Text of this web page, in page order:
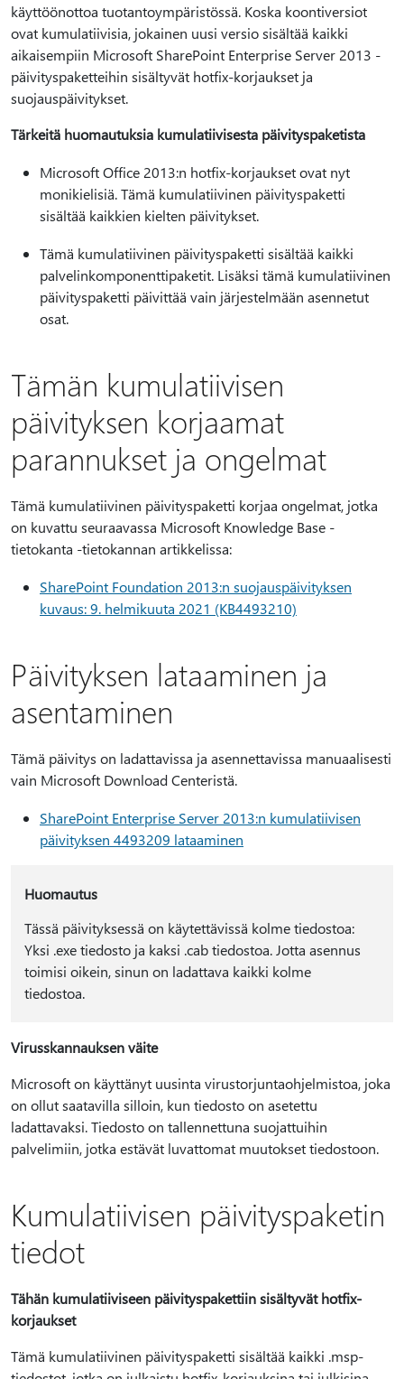
käyttöönottoa tuotantoympäristössä. Koska koontiversiot
ovat kumulatiivisia, jokainen uusi versio sisältää kaikki
aikaisempiin Microsoft SharePoint Enterprise Server 2013 -
päivityspaketteihin sisältyvät hotfix-korjaukset ja
suojauspäivitykset.
Tärkeitä huomautuksia kumulatiivisesta päivityspaketista
Microsoft Office 2013:n hotfix-korjaukset ovat nyt
monikielisiä. Tämä kumulatiivinen päivityspaketti
sisältää kaikkien kielten päivitykset.
Tämä kumulatiivinen päivityspaketti sisältää kaikki
palvelinkomponenttipaketit. Lisäksi tämä kumulatiivinen
päivityspaketti päivittää vain järjestelmään asennetut
osat.
Tämän kumulatiivisen
päivityksen korjaamat
parannukset ja ongelmat
Tämä kumulatiivinen päivityspaketti korjaa ongelmat, jotka
on kuvattu seuraavassa Microsoft Knowledge Base -
tietokanta -tietokannan artikkelissa:
SharePoint Foundation 2013:n suojauspäivityksen
kuvaus: 9. helmikuuta 2021 (KB4493210)
Päivityksen lataaminen ja
asentaminen
Tämä päivitys on ladattavissa ja asennettavissa manuaalisesti
vain Microsoft Download Centeristä.
SharePoint Enterprise Server 2013:n kumulatiivisen
päivityksen 4493209 lataaminen
Huomautus
Tässä päivityksessä on käytettävissä kolme tiedostoa:
Yksi .exe tiedosto ja kaksi .cab tiedostoa. Jotta asennus
toimisi oikein, sinun on ladattava kaikki kolme
tiedostoa.
Virusskannauksen väite
Microsoft on käyttänyt uusinta virustorjuntaohjelmistoa, joka
on ollut saatavilla silloin, kun tiedosto on asetettu
ladattavaksi. Tiedosto on tallennettuna suojattuihin
palvelimiin, jotka estävät luvattomat muutokset tiedostoon.
Kumulatiivisen päivityspaketin
tiedot
Tähän kumulatiiviseen päivityspakettiin sisältyvät hotfix-
korjaukset
Tämä kumulatiivinen päivityspaketti sisältää kaikki .msp-